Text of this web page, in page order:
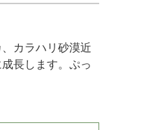
カラハリ砂漠近
長します。ぷっ